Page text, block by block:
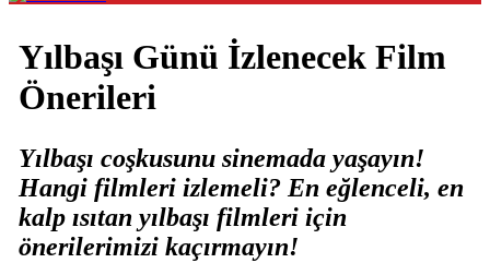
Yılbaşı Günü İzlenecek Film
Önerileri
Yılbaşı coşkusunu sinemada yaşayın!
Hangi filmleri izlemeli? En eğlenceli, en
kalp ısıtan yılbaşı filmleri için
önerilerimizi kaçırmayın!